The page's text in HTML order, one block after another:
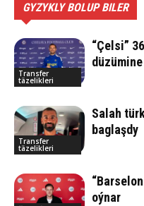
GYZYKLY BOLUP BILER
Transfer
täzelikleri
“Çelsi”
Transfer
täzelikleri
Salah
baglaşdy
oýnar